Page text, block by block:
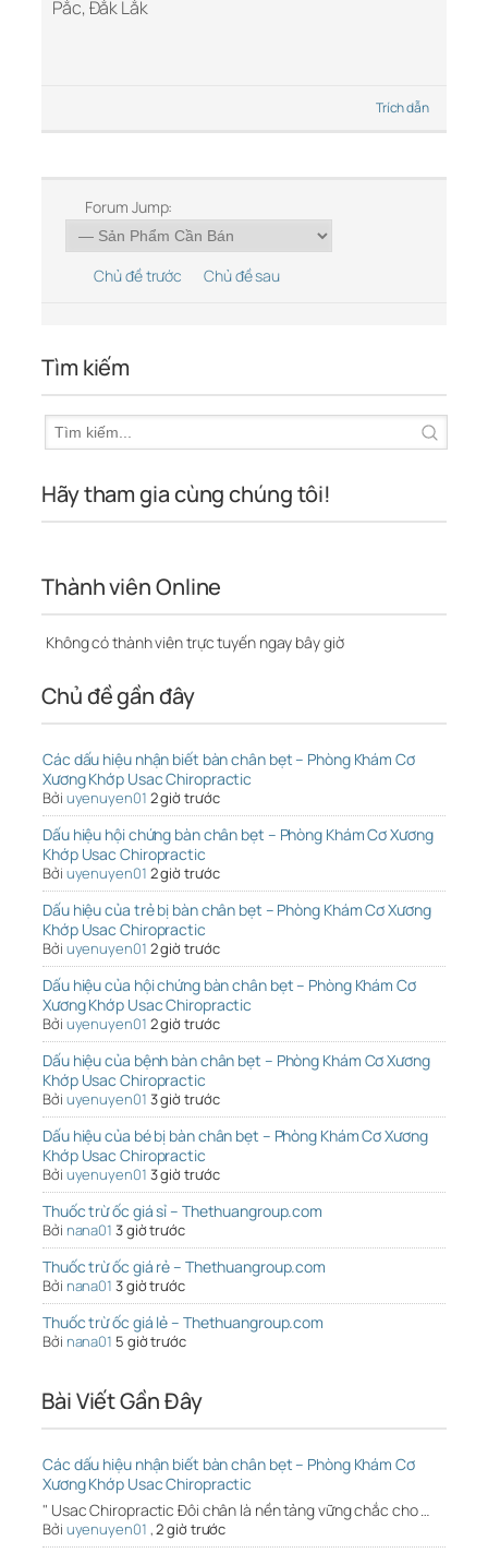
Pắc, Đắk Lắk
Trích dẫn
Forum Jump:
Chủ đề trước Chủ đề sau
Tìm kiếm
Hãy tham gia cùng chúng tôi!
Thành viên Online
Không có thành viên trực tuyến ngay bây giờ
Chủ đề gần đây
Các dấu hiệu nhận biết bàn chân bẹt – Phòng Khám Cơ
Xương Khớp Usac Chiropractic
Bởi uyenuyen01 2 giờ trước
Dấu hiệu hội chứng bàn chân bẹt – Phòng Khám Cơ Xương
Khớp Usac Chiropractic
Bởi uyenuyen01 2 giờ trước
Dấu hiệu của trẻ bị bàn chân bẹt – Phòng Khám Cơ Xương
Khớp Usac Chiropractic
Bởi uyenuyen01 2 giờ trước
Dấu hiệu của hội chứng bàn chân bẹt – Phòng Khám Cơ
Xương Khớp Usac Chiropractic
Bởi uyenuyen01 2 giờ trước
Dấu hiệu của bệnh bàn chân bẹt – Phòng Khám Cơ Xương
Khớp Usac Chiropractic
Bởi uyenuyen01 3 giờ trước
Dấu hiệu của bé bị bàn chân bẹt – Phòng Khám Cơ Xương
Khớp Usac Chiropractic
Bởi uyenuyen01 3 giờ trước
Thuốc trừ ốc giá sỉ – Thethuangroup.com
Bởi nana01 3 giờ trước
Thuốc trừ ốc giá rẻ – Thethuangroup.com
Bởi nana01 3 giờ trước
Thuốc trừ ốc giá lẻ – Thethuangroup.com
Bởi nana01 5 giờ trước
Bài Viết Gần Đây
Các dấu hiệu nhận biết bàn chân bẹt – Phòng Khám Cơ
Xương Khớp Usac Chiropractic
" Usac Chiropractic Đôi chân là nền tảng vững chắc cho …
Bởi uyenuyen01 ,2 giờ trước